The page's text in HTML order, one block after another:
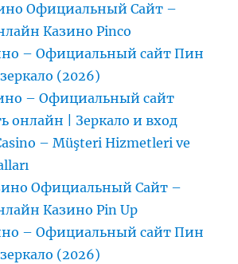
Официальный Сайт –
Казино Pinco
– Официальный сайт Пин
(2026)
– Официальный сайт
онлайн | Зеркало и вход
– Müşteri Hizmetleri ve
Официальный Сайт –
Казино Pin Up
– Официальный сайт Пин
(2026)